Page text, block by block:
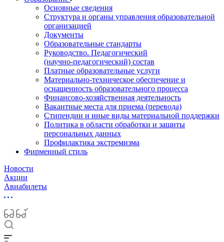
Основные сведения
Структура и органы управления образовательной
организацией
Документы
Образовательные стандарты
Руководство. Педагогический
(научно‑педагогический) состав
Платные образовательные услуги
Материально-техническое обеспечение и
оснащенность образовательного процесса
Финансово-хозяйственная деятельность
Вакантные места для приема (перевода)
Стипендии и иные виды материальной поддержки
Политика в области обработки и защиты
персональных данных
Профилактика экстремизма
Фирменный стиль
Новости
Акции
Авиабилеты